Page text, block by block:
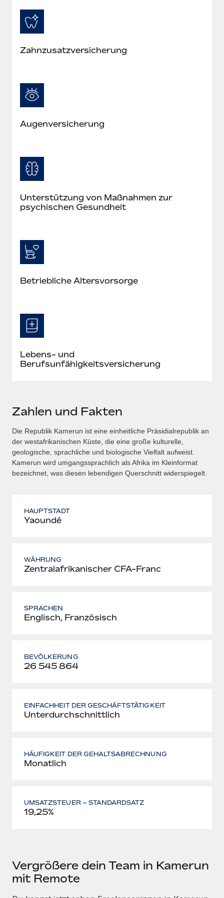
Zahnzusatzversicherung
Augenversicherung
Unterstützung von Maßnahmen zur
psychischen Gesundheit
Betriebliche Altersvorsorge
Lebens- und
Berufsunfähigkeitsversicherung
Zahlen und Fakten
Die Republik Kamerun ist eine einheitliche Präsidialrepublik an
der westafrikanischen Küste, die eine große kulturelle,
geologische, sprachliche und biologische Vielfalt aufweist.
Kamerun wird umgangssprachlich als Afrika im Kleinformat
bezeichnet, was diesen lebendigen Querschnitt widerspiegelt.
HAUPTSTADT
Yaoundé
WÄHRUNG
Zentralafrikanischer CFA-Franc
SPRACHEN
Englisch, Französisch
BEVÖLKERUNG
26 545 864
EINFACHHEIT DER GESCHÄFTSTÄTIGKEIT
Unterdurchschnittlich
HÄUFIGKEIT DER GEHALTSABRECHNUNG
Monatlich
UMSATZSTEUER – STANDARDSATZ
19,25%
Vergrößere dein Team in Kamerun
mit Remote